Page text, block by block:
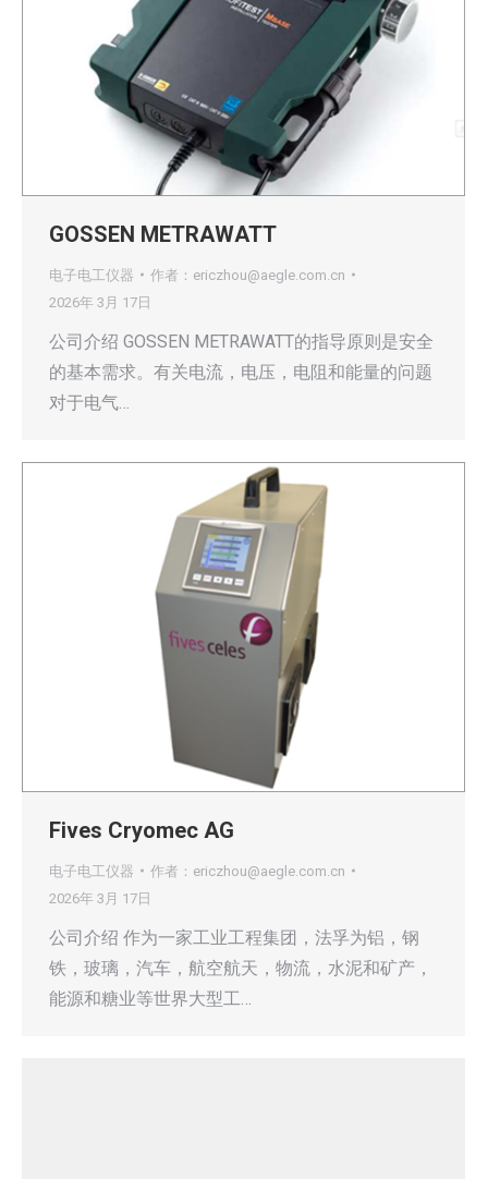
GOSSEN METRAWATT
电子电工仪器 作者： ericzhou@aegle.com.cn
2026年 3月 17日
公司介绍 GOSSEN METRAWATT的指导原则是安全
的基本需求。有关电流，电压，电阻和能量的问题
对于电气…
Fives Cryomec AG
电子电工仪器 作者： ericzhou@aegle.com.cn
2026年 3月 17日
公司介绍 作为一家工业工程集团，法孚为铝，钢
铁，玻璃，汽车，航空航天，物流，水泥和矿产，
能源和糖业等世界大型工…